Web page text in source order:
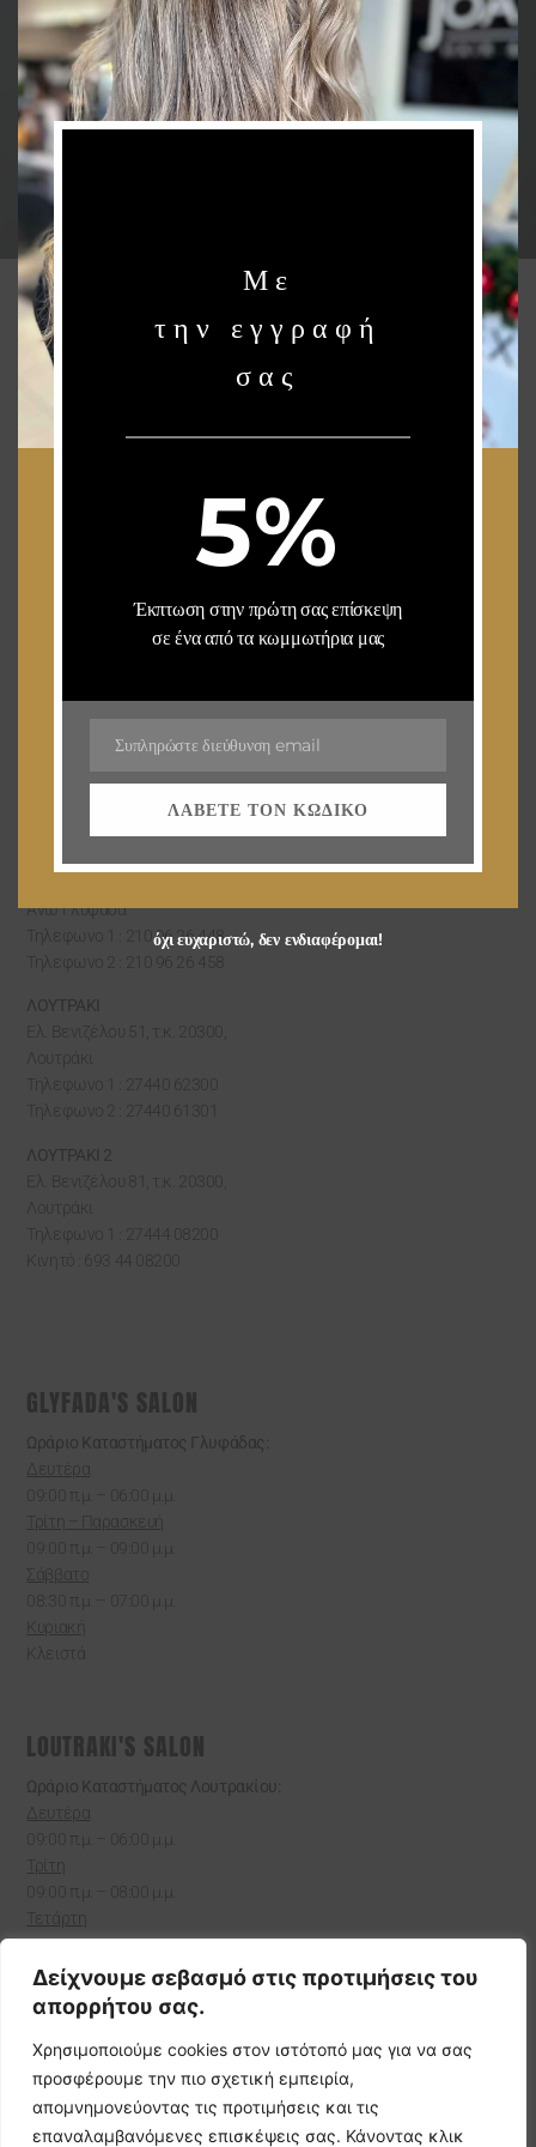
Δείχνουμε σεβασμό στις προτιμήσεις του
απορρήτου σας.
Χρησιμοποιούμε cookies στον ιστότοπό μας για να σας
προσφέρουμε την πιο σχετική εμπειρία,
απομνημονεύοντας τις προτιμήσεις και τις
επαναλαμβανόμενες επισκέψεις σας. Κάνοντας κλικ
QUICK LINKS
Joanna’s Beauty Blog
Άνω Γλυφάδα
Τηλεφωνο 1 : 210 96 26 448
Τηλεφωνο 2 : 210 96 26 458
ΛΟΥΤΡΑΚΙ
Ελ. Βενιζέλου 51, τ.κ. 20300,
Λουτράκι
Τηλεφωνο 1 : 27440 62300
Τηλεφωνο 2 : 27440 61301
ΛΟΥΤΡΑΚΙ 2
Ελ. Βενιζέλου 81, τ.κ. 20300,
Λουτράκι
Τηλεφωνο 1 : 27444 08200
Κινητό : 693 44 08200
GLYFADA'S SALON
Ωράριο Καταστήματος Γλυφάδας:
Δευτέρα
09:00 π.μ. – 06:00 μ.μ.
Τρίτη – Παρασκευή
09:00 π.μ. – 09:00 μ.μ.
Σάββατο
08:30 π.μ. – 07:00 μ.μ.
Κυριακή
Κλειστά
LOUTRAKI'S SALON
Ωράριο Καταστήματος Λουτρακίου:
Δευτέρα
09:00 π.μ. – 06:00 μ.μ.
Τρίτη
09:00 π.μ. – 08:00 μ.μ.
Τετάρτη
09:00 π.μ. – 07:00 μ.μ.
Πέμπτη
09:00 π.μ. – 08:00 μ.μ.
Παρασκευή
09:00 π.μ. – 9:00 μ.μ.
Σάββατο
9:00 π.μ. – 07:00 μ.μ.
Κυριακή
Με
την εγγραφή
σας
5%
Έκπτωση στην πρώτη σας επίσκεψη
σε ένα από τα κωμμωτήρια μας
Email
Συπληρώστε διεύθυνση email
ΛΆΒΕΤΕ ΤΟΝ ΚΩΔΙΚΌ
όχι ευχαριστώ, δεν ενδιαφέρομαι!